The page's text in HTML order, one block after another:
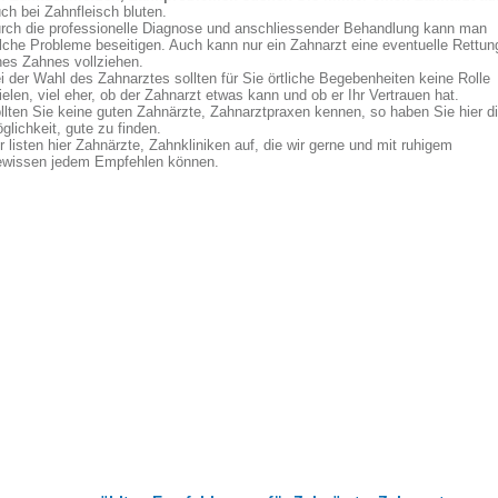
bei Zahnfleisch bluten.
die professionelle Diagnose und anschliessender Behandlung kann man
Probleme beseitigen. Auch kann nur ein Zahnarzt eine eventuelle
Zahnes vollziehen.
der Wahl des Zahnarztes sollten für Sie örtliche Begebenheiten keine Rolle
viel eher, ob der Zahnarzt etwas kann und ob er Ihr Vertrauen hat.
Sie keine guten Zahnärzte, Zahnarztpraxen kennen, so haben Sie hier
gute zu finden.
listen hier Zahnärzte, Zahnkliniken auf, die wir gerne und mit ruhigem
jedem Empfehlen können.